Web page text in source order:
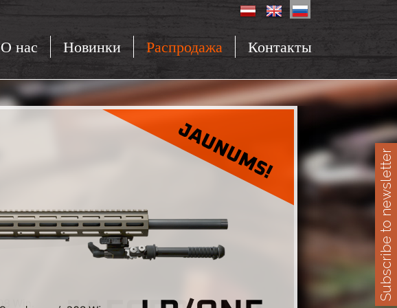
О нас Новинки Распродажа Контакты
Subscribe to newsletter